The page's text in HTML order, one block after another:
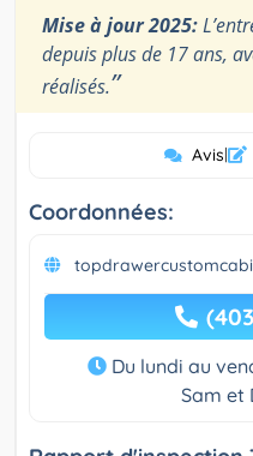
Mise à jour 2025:
depuis plus de 17 ans,
réalisés.”
Avis|
Coordonnées:
Du lundi au
Sam et